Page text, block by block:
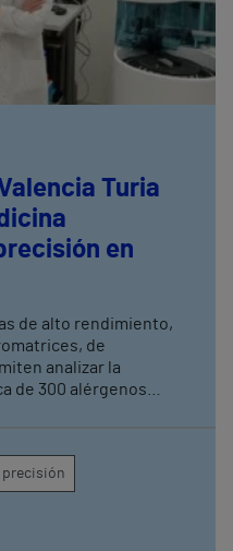
Turia
en
de alto rendimiento,
de
analizar la
de 300 alérgenos
detallada del perfil
lo que permite mejorar
y aumentar su